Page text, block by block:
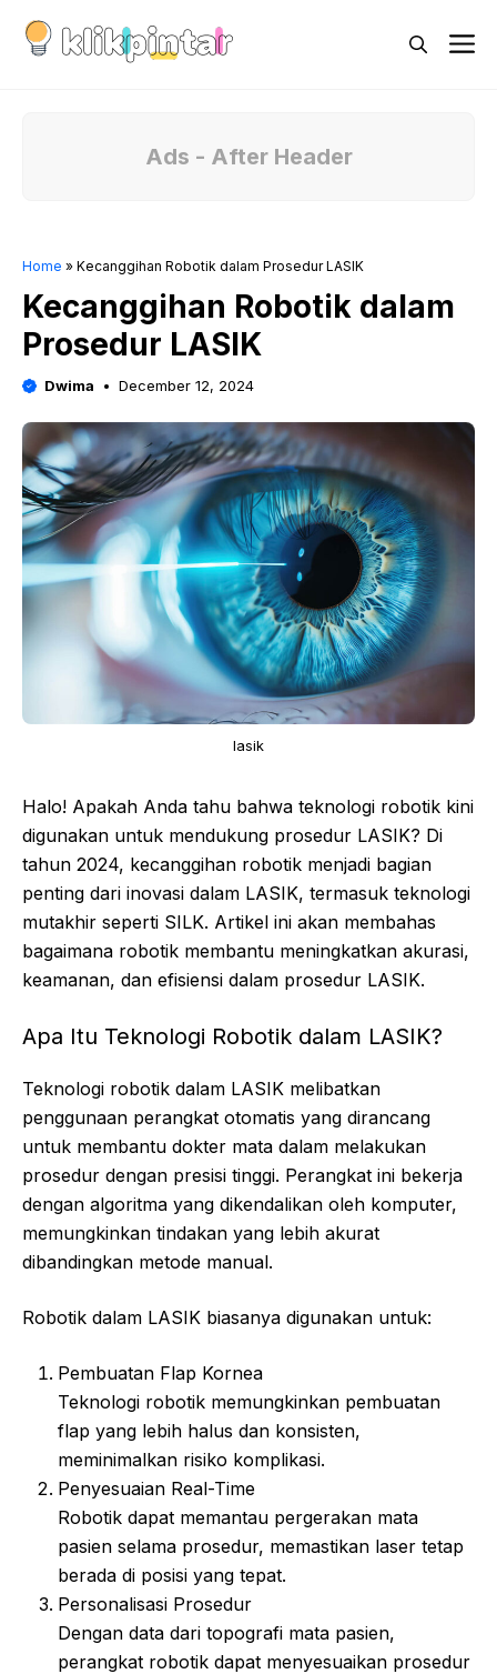
Ads - After Header
Home » Kecanggihan Robotik dalam Prosedur LASIK
Kecanggihan Robotik dalam
Prosedur LASIK
Dwima December 12, 2024
lasik
Halo! Apakah Anda tahu bahwa teknologi robotik kini
digunakan untuk mendukung prosedur LASIK? Di
tahun 2024, kecanggihan robotik menjadi bagian
penting dari inovasi dalam LASIK, termasuk teknologi
mutakhir seperti SILK. Artikel ini akan membahas
bagaimana robotik membantu meningkatkan akurasi,
keamanan, dan efisiensi dalam prosedur LASIK.
Apa Itu Teknologi Robotik dalam LASIK?
Teknologi robotik dalam LASIK melibatkan
penggunaan perangkat otomatis yang dirancang
untuk membantu dokter mata dalam melakukan
prosedur dengan presisi tinggi. Perangkat ini bekerja
dengan algoritma yang dikendalikan oleh komputer,
memungkinkan tindakan yang lebih akurat
dibandingkan metode manual.
Robotik dalam LASIK biasanya digunakan untuk:
Pembuatan Flap Kornea
Teknologi robotik memungkinkan pembuatan
flap yang lebih halus dan konsisten,
meminimalkan risiko komplikasi.
Penyesuaian Real-Time
Robotik dapat memantau pergerakan mata
pasien selama prosedur, memastikan laser tetap
berada di posisi yang tepat.
Personalisasi Prosedur
Dengan data dari topografi mata pasien,
perangkat robotik dapat menyesuaikan prosedur